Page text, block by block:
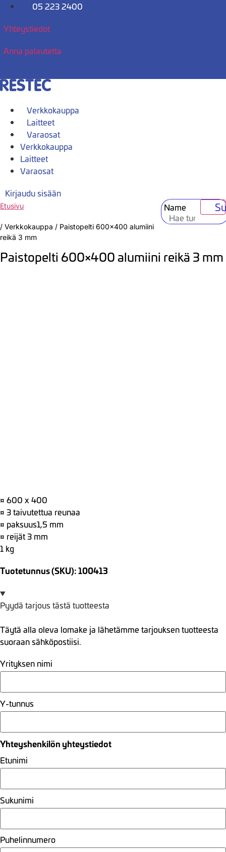
Mene
05 223 2400
Yhteystiedot
Anna palautetta
Verkkokauppa
Laitteet
Varaosat
Verkkokauppa
Laitteet
Varaosat
Kirjaudu sisään
Name
Etusivu
/ Verkkokauppa / Paistopelti 600×400 alumiini
reikä 3 mm
Paistopelti 600×400 alumiini reikä 3 mm
¤ 600 x 400
¤ 3 taivutettua reunaa
¤ paksuus1,5 mm
¤ reijät 3 mm
1 kg
Tuotetunnus (SKU): 100413
Pyydä tarjous tästä tuotteesta
Täytä alla oleva lomake ja lähetämme tarjouksen tuotteesta
suoraan sähköpostiisi.
Yrityksen nimi
Y-tunnus
Yhteyshenkilön yhteystiedot
Etunimi
Sukunimi
Puhelinnumero